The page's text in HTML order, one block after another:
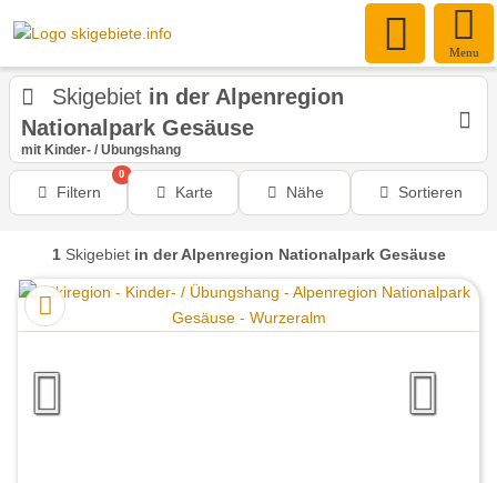
Menu
Skigebiet in der Alpenregion
Nationalpark Gesäuse
mit Kinder- / Übungshang
Filtern
0
Karte Nähe Sortieren
1Skigebiet in der Alpenregion Nationalpark Gesäuse